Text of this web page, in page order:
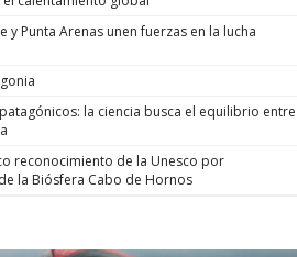
y Punta Arenas unen fuerzas en la lucha
la ciencia busca el equilibrio entre
reconocimiento de la Unesco por
la Biósfera Cabo de Hornos